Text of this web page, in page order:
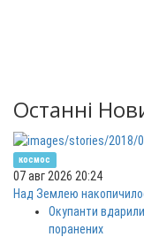
Останні
космос
07 авг 2026 20:24
Над Землею
Окупанти
поранених